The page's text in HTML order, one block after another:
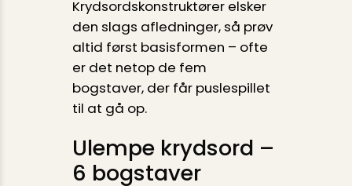
Krydsordskonstruktører elsker
den slags afledninger, så prøv
altid først basisformen – ofte
er det netop de fem
bogstaver, der får puslespillet
til at gå op.
Ulempe krydsord –
6 bogstaver